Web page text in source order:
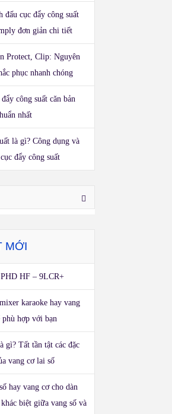
đấu cục đẩy công suất
đơn giản chi tiết
Protect, Clip: Nguyên
phục nhanh chóng
công suất căn bản
nhất
là gì? Công dụng và
đẩy công suất
MỚI
HF – 9LCR+
karaoke hay vang
phù hợp với bạn
gì? Tất tần tật các đặc
vang cơ lai số
hay vang cơ cho dàn
biệt giữa vang số và